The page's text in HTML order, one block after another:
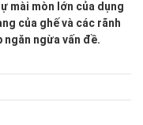
mài mòn lớn của dụng
của ghế và các rãnh
ngăn ngừa vấn đề.